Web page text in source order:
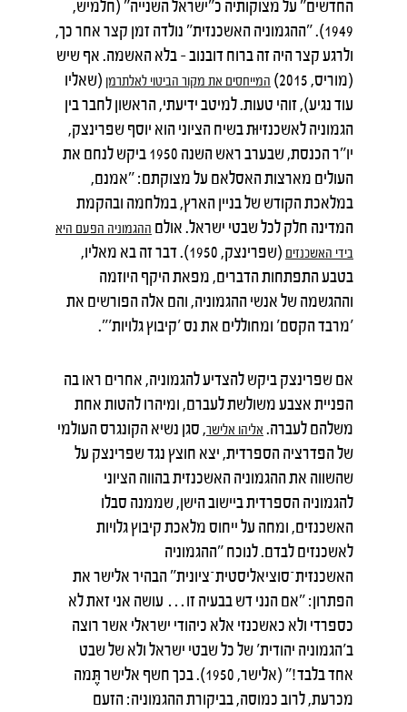
החדשים" על מצוקותיה כ"ישראל השנייה" (חלמיש,
1949). "ההגמוניה האשכנזית" נולדה זמן קצר אחר כך,
ולרגע קצר היה זה ברוח דובנוב – בלא האשמה. אף שיש
(מוריס, 2015)
המייחסים את מקור הביטוי לאלתרמן (שאליו
עוד נגיע), זוהי טעות. למיטב ידיעתי, הראשון לחבר בין
הגמוניה לאשכנזיוּת בשיח הציוני הוא יוסף שפרינצק,
יו"ר הכנסת, שבערב ראש השנה 1950 ביקש לנחם את
העולים מארצות האסלאם על מצוקתם: "אמנם,
במלאכת הקודש של בניין הארץ, במלחמה ובהקמת
המדינה חלק לכל שבטי ישראל. אולם ההגמוניה הפעם היא
בידי האשכנזים
(שפרינצק, 1950). דבר זה בא מאליו,
בטבע התפתחות הדברים, מפאת היקף היוזמה
וההגשמה של אנשי ההגמוניה, והם אלה הפורשים את
'מרבד הקסם' ומחוללים את נס 'קיבוץ גלויות'".
אם שפרינצק ביקש להצדיע להגמוניה, אחרים ראו בה
הפניית אצבע משולשת לעברם, ומיהרו להטות אחת
משלהם לעברה. אליהו אלישר, סגן נשיא הקונגרס העולמי
של הפדרציה הספרדית, יצא חוצץ נגד שפרינצק על
שהשווה את ההגמוניה האשכנזית בהווה הציוני
להגמוניה הספרדית ביישוב הישן, שממנה סבלו
האשכנזים, ומחה על ייחוס מלאכת קיבוץ גלויות
לאשכנזים לבדם. לנוכח "ההגמוניה
האשכנזית־סוציאליסטית־ציונית" הבהיר אלישר את
הפתרון: "אם הנני דש בבעיה זו… עושה אני זאת לא
כספרדי ולא כאשכנזי אלא כיהודי ישראלי אשר רוצה
ב'הגמוניה יהודית' של כל שבטי ישראל ולא של שבט
אחד בלבד!" (אלישר, 1950). בכך חשף אלישר תֶּמה
מכרעת, לרוב כמוסה, בביקורת ההגמוניה: הזעם